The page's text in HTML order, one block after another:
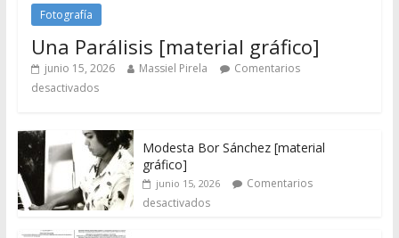
Fotografía
Una Parálisis [material gráfico]
junio 15, 2026 Massiel Pirela
Comentarios
desactivados
Modesta Bor Sánchez [material
gráfico]
junio 15, 2026
Comentarios
desactivados